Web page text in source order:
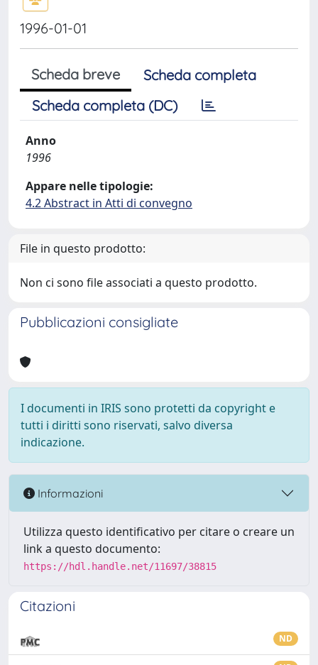
1996-01-01
Scheda breve
Scheda completa
Scheda completa (DC)
Anno
1996
Appare nelle tipologie:
4.2 Abstract in Atti di convegno
File in questo prodotto:
Non ci sono file associati a questo prodotto.
Pubblicazioni consigliate
I documenti in IRIS sono protetti da copyright e
tutti i diritti sono riservati, salvo diversa
indicazione.
Informazioni
Utilizza questo identificativo per citare o creare un
link a questo documento:
https://hdl.handle.net/11697/38815
Citazioni
ND